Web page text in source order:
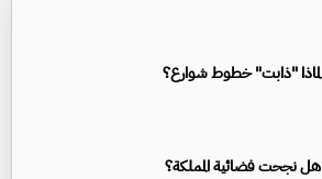
لماذا "ذابت" خطوط شوارع؟
هل نجحت فضائية المملكة؟